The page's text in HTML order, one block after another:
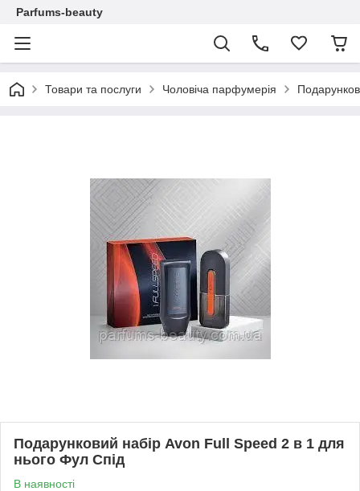
Parfums-beauty
Товари та послуги Чоловіча парфумерія
Подарунковий набір Avon Full Speed 2 в 1 для
нього Фул Спід
В наявності